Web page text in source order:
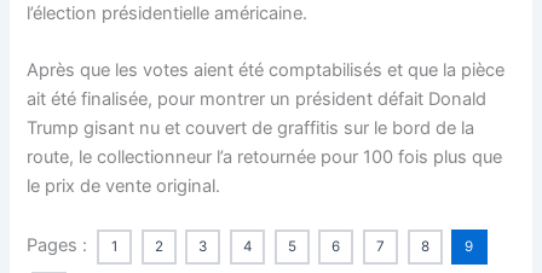
l’élection présidentielle américaine.
Après que les votes aient été comptabilisés et que la pièce
ait été finalisée, pour montrer un président défait Donald
Trump gisant nu et couvert de graffitis sur le bord de la
route, le collectionneur l’a retournée pour 100 fois plus que
le prix de vente original.
Pages : 1 2 3 4 5 6 7 8 9